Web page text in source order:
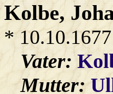
Kolbe,
*
Vater:
Mutter: